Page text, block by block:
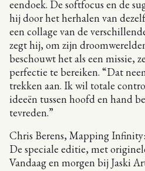
eendoek. De softfocus en de
hij door het herhalen van
een collage van de
zegt hij, om zijn
beschouwt het als een missie,
perfectie te bereiken. “Dat
trekken aan. Ik wil totale
ideeën tussen hoofd en hand
tevreden.”
Chris Berens, Mapping
De speciale editie, met
Vandaag en morgen bij Jaski